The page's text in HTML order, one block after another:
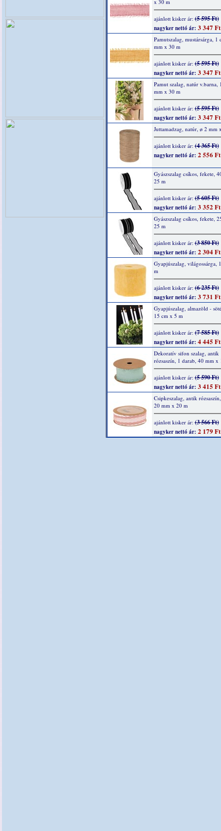
x 30 m
ajánlott kisker ár:(5 595 Ft)
nagyker nettó ár: 3 347 Ft
Pamutszalag, mustársárga, 1
mm x 30 m
ajánlott kisker ár:(5 595 Ft)
nagyker nettó ár: 3 347 Ft
Pamut szalag, natúr v.barna,
mm x 30 m
ajánlott kisker ár:(5 595 Ft)
nagyker nettó ár: 3 347 Ft
Juttamadzag, natúr, ø 2 mm
ajánlott kisker ár:(4 365 Ft)
nagyker nettó ár: 2 556 Ft
Gyászszalag csíkos, fekete,
25 m
ajánlott kisker ár:(5 605 Ft)
nagyker nettó ár: 3 352 Ft
Gyászszalag csíkos, fekete,
25 m
ajánlott kisker ár:(3 850 Ft)
nagyker nettó ár: 2 304 Ft
Gyapjúszalag, világossárga,
m
ajánlott kisker ár:(6 235 Ft)
nagyker nettó ár: 3 731 Ft
Gyapjúszalag, almazöld -
15 cm x 5 m
ajánlott kisker ár:(7 585 Ft)
nagyker nettó ár: 4 445 Ft
Dekoratív sifon szalag, antik
rózsaszín, 1 darab, 40 mm x
ajánlott kisker ár:(5 590 Ft)
nagyker nettó ár: 3 415 Ft
Csipkeszalag, antik
20 mm x 20 m
ajánlott kisker ár:(3 566 Ft)
nagyker nettó ár: 2 179 Ft